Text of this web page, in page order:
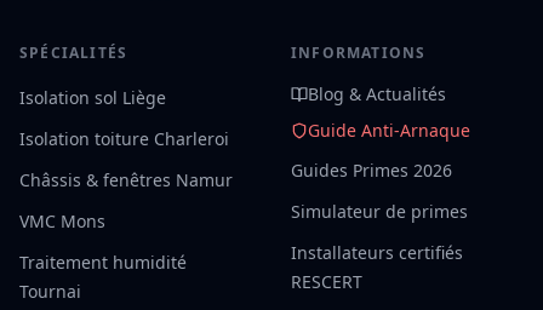
SPÉCIALITÉS
Isolation sol Liège
Isolation toiture Charleroi
Châssis & fenêtres Namur
VMC Mons
Traitement humidité
Tournai
INFORMATIONS
Blog & Actualités
Guide Anti-Arnaque
Guides Primes 2026
Simulateur de primes
Installateurs certifiés
RESCERT